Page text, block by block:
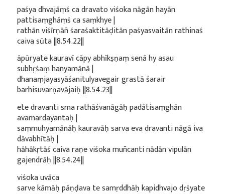
paśya dhvajāṃś ca dravato viśoka nāgān hayān
pattisaṃghāṃś ca saṃkhye |
rathān viśīrṇāñ śaraśaktitāḍitān paśyasvaitān rathinaś
caiva sūta ||8.54.22||
āpūryate kauravī cāpy abhīkṣṇaṃ senā hy asau
subhṛśaṃ hanyamānā |
dhanaṃjayasyāśanitulyavegair grastā śarair
barhisuvarṇavājaiḥ ||8.54.23||
ete dravanti sma rathāśvanāgāḥ padātisaṃghān
avamardayantaḥ |
saṃmuhyamānāḥ kauravāḥ sarva eva dravanti nāgā iva
dāvabhītāḥ |
hāhākṛtāś caiva raṇe viśoka muñcanti nādān vipulān
gajendrāḥ ||8.54.24||
viśoka uvāca
sarve kāmāḥ pāṇḍava te samṛddhāḥ kapidhvajo dṛśyate